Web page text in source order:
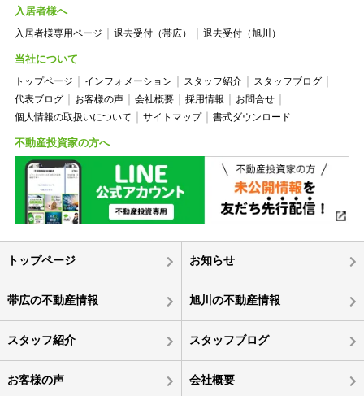
入居者様へ
入居者様専用ページ 退去受付（帯広） 退去受付（旭川）
当社について
トップページ インフォメーション スタッフ紹介
スタッフブログ
代表ブログ
お客様の声 会社概要 採用情報
お問合せ
個人情報の取扱いについて
サイトマップ 書式ダウンロード
不動産投資家の方へ
トップページ お知らせ
帯広の不動産情報 旭川の不動産情報
スタッフ紹介 スタッフブログ
お客様の声 会社概要